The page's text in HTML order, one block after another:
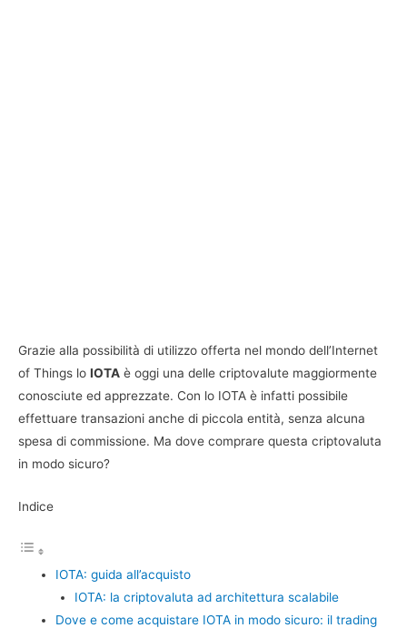
Grazie alla possibilità di utilizzo offerta nel mondo dell’Internet
of Things lo IOTA è oggi una delle criptovalute maggiormente
conosciute ed apprezzate. Con lo IOTA è infatti possibile
effettuare transazioni anche di piccola entità, senza alcuna
spesa di commissione. Ma dove comprare questa criptovaluta
in modo sicuro?
Indice
IOTA: guida all’acquisto
IOTA: la criptovaluta ad architettura scalabile
Dove e come acquistare IOTA in modo sicuro: il trading